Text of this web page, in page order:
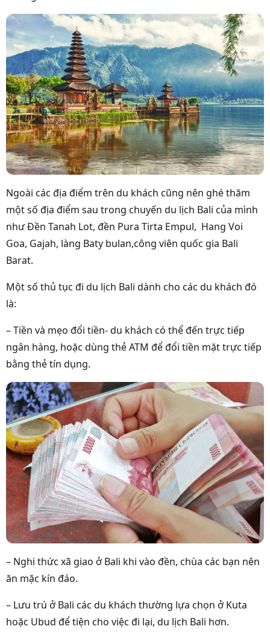
Ngoài các địa điểm trên du khách cũng nên ghé thăm
một số địa điểm sau trong chuyến du lịch Bali của mình
như Đền Tanah Lot, đền Pura Tirta Empul, Hang Voi
Goa, Gajah, làng Baty bulan,công viên quốc gia Bali
Barat.
Một số thủ tục đi du lịch Bali dành cho các du khách đó
là:
– Tiền và mẹo đổi tiền- du khách có thể đến trực tiếp
ngân hàng, hoặc dùng thẻ ATM để đổi tiền mặt trực tiếp
bằng thẻ tín dụng.
– Nghi thức xã giao ở Bali khi vào đền, chùa các bạn nên
ăn mặc kín đáo.
– Lưu trú ở Bali các du khách thường lựa chọn ở Kuta
hoặc Ubud để tiện cho việc đi lại, du lịch Bali hơn.